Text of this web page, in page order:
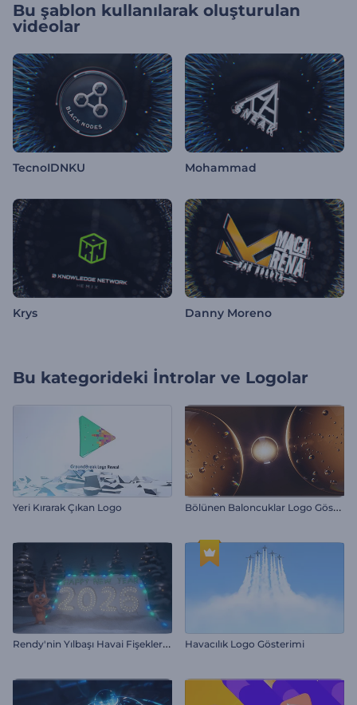
Bu şablon kullanılarak oluşturulan
videolar
TecnoIDNKU Mohammad
Krys Danny Moreno
Bu kategorideki İntrolar ve Logolar
Yeri Kırarak Çıkan Logo B
ölünen Baloncuklar Logo Gösterimi
R
endy'nin Yılbaşı Havai Fişekleri İntro Havacılık Logo Gösterimi